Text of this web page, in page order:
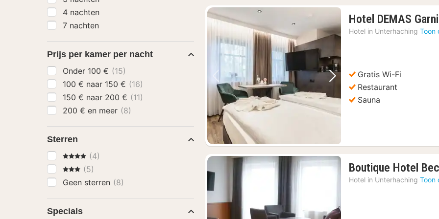
Vorige foto Volgende foto
Hotel DEMAS Garni
Hotel in Unterhaching Toon
Gratis Wi-Fi
Restaurant
Sauna
Boutique Hotel
Hotel in Unterhaching Toon
4 nachten
7 nachten
Prijs per kamer per nacht
Onder 100 € (15)
100 € naar 150 € (16)
150 € naar 200 € (11)
200 € en meer (8)
Sterren
4 Sterren
(4)
3 Sterren
(5)
Geen sterren (8)
Specials